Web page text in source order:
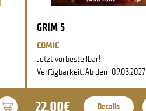
GRIM 5
COMIC
Jetzt vorbestellbar!
Verfügbarkeit: Ab dem 09.03.2027
22,00€ Details